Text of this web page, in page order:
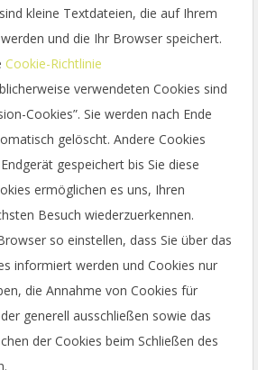
kleine Textdateien, die auf Ihrem
und die Ihr Browser speichert.
Cookie-Richtlinie
verwendeten Cookies sind
Cookies”. Sie werden nach Ende
gelöscht. Andere Cookies
gespeichert bis Sie diese
ermöglichen es uns, Ihren
Besuch wiederzuerkennen.
so einstellen, dass Sie über das
informiert werden und Cookies nur
die Annahme von Cookies für
generell ausschließen sowie das
der Cookies beim Schließen des